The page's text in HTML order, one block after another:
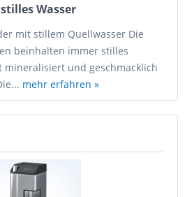
Wasser
mit stillem Quellwasser Die
beinhalten immer stilles
mineralisiert und geschmacklich
mehr erfahren »